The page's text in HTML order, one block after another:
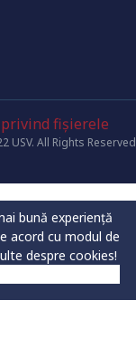
fișierele
USV. All Rights Reserved
bună experiență
acord cu modul de
despre cookies!